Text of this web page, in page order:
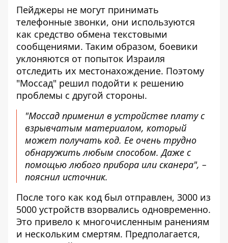
Пейджеры не могут принимать
телефонные звонки, они используются
как средство обмена текстовыми
сообщениями. Таким образом, боевики
уклоняются от попыток Израиля
отследить их местонахождение. Поэтому
"Моссад" решил подойти к решению
проблемы с другой стороны.
"Моссад применил в устройстве плату с
взрывчатым материалом, который
может получать код. Ее очень трудно
обнаружить любым способом. Даже с
помощью любого прибора или сканера", –
пояснил источник.
После того как код был отправлен, 3000 из
5000 устройств взорвались одновременно.
Это привело к многочисленным ранениям
и нескольким смертям. Предполагается,